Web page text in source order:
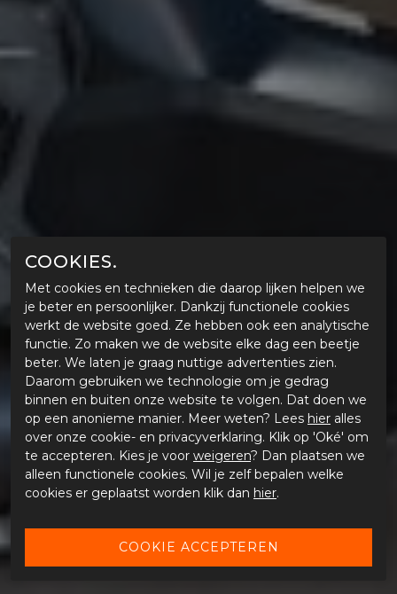
COOKIES.
Met cookies en technieken die daarop lijken helpen we
je beter en persoonlijker. Dankzij functionele cookies
werkt de website goed. Ze hebben ook een analytische
functie. Zo maken we de website elke dag een beetje
beter. We laten je graag nuttige advertenties zien.
Daarom gebruiken we technologie om je gedrag
binnen en buiten onze website te volgen. Dat doen we
op een anonieme manier. Meer weten? Lees hier alles
over onze cookie- en privacyverklaring. Klik op 'Oké' om
te accepteren. Kies je voor weigeren? Dan plaatsen we
alleen functionele cookies. Wil je zelf bepalen welke
cookies er geplaatst worden klik dan hier.